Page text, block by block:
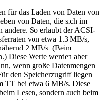
für das Laden von Daten von
von Daten, die sich im
andere. So erlaubt der ACSI-
von etwa 1.3 MB/s,
2 MB/s. (Beim
Diese Werte werden aber
wenn große Datenmengen
den Speicherzugriff liegen
TT bei etwa 6 MB/s. Diese
Lesen, sondern auch beim